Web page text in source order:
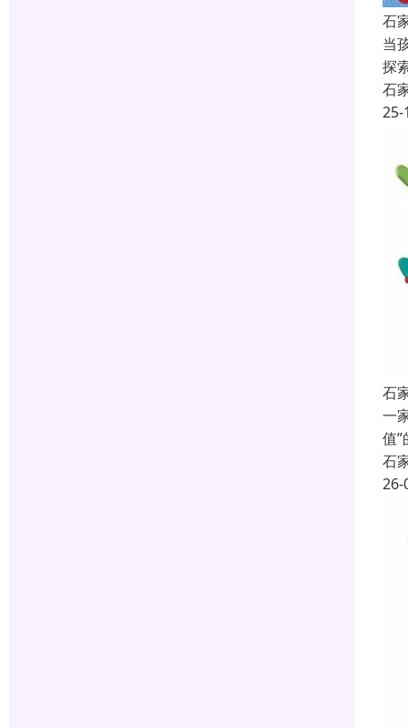
石
当
探
石
25-
石
一
值
石
26-